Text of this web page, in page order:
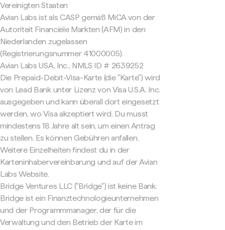
Vereinigten Staaten
Avian Labs ist als CASP gemäß MiCA von der
Autoriteit Financiële Markten (AFM) in den
Niederlanden zugelassen
(Registrierungsnummer 41000005).
Avian Labs USA, Inc., NMLS ID # 2639252
Die Prepaid-Debit-Visa-Karte (die "Karte") wird
von Lead Bank unter Lizenz von Visa U.S.A. Inc.
ausgegeben und kann überall dort eingesetzt
werden, wo Visa akzeptiert wird. Du musst
mindestens 18 Jahre alt sein, um einen Antrag
zu stellen. Es können Gebühren anfallen.
Weitere Einzelheiten findest du in der
Karteninhabervereinbarung und auf der Avian
Labs Website.
Bridge Ventures LLC ("Bridge") ist keine Bank.
Bridge ist ein Finanztechnologieunternehmen
und der Programmmanager, der für die
Verwaltung und den Betrieb der Karte im